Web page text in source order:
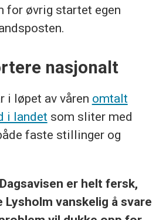
for øvrig startet egen
nasjonalt
i løpet av våren omtalt
i landet som sliter med
faste stillinger og
er helt fersk,
vanskelig å svare